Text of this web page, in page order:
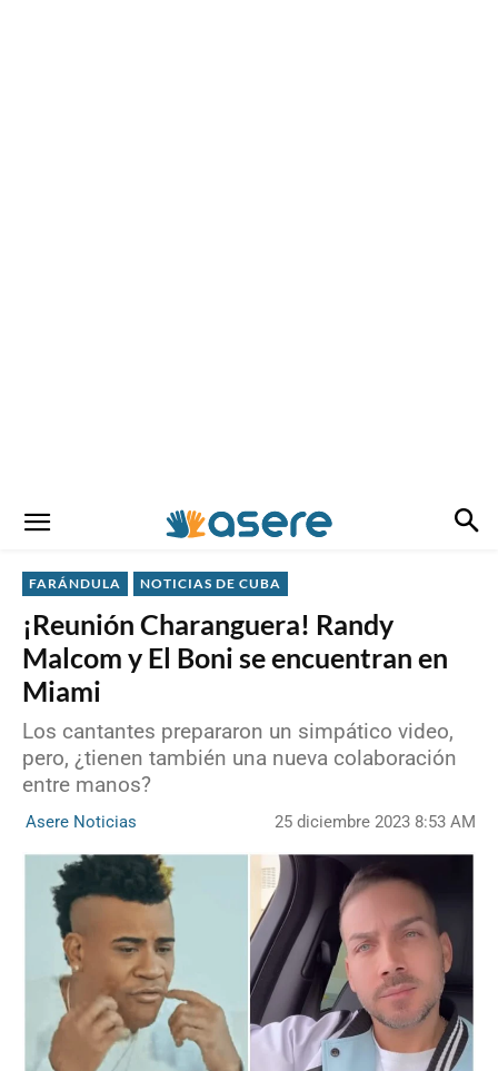
FARÁNDULA NOTICIAS DE CUBA
¡Reunión Charanguera! Randy
Malcom y El Boni se encuentran en
Miami
Los cantantes prepararon un simpático video,
pero, ¿tienen también una nueva colaboración
entre manos?
Asere Noticias 25 diciembre 2023 8:53 AM